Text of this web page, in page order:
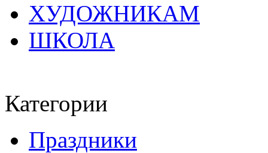
ХУДОЖНИКАМ
ШКОЛА
Категории
Праздники